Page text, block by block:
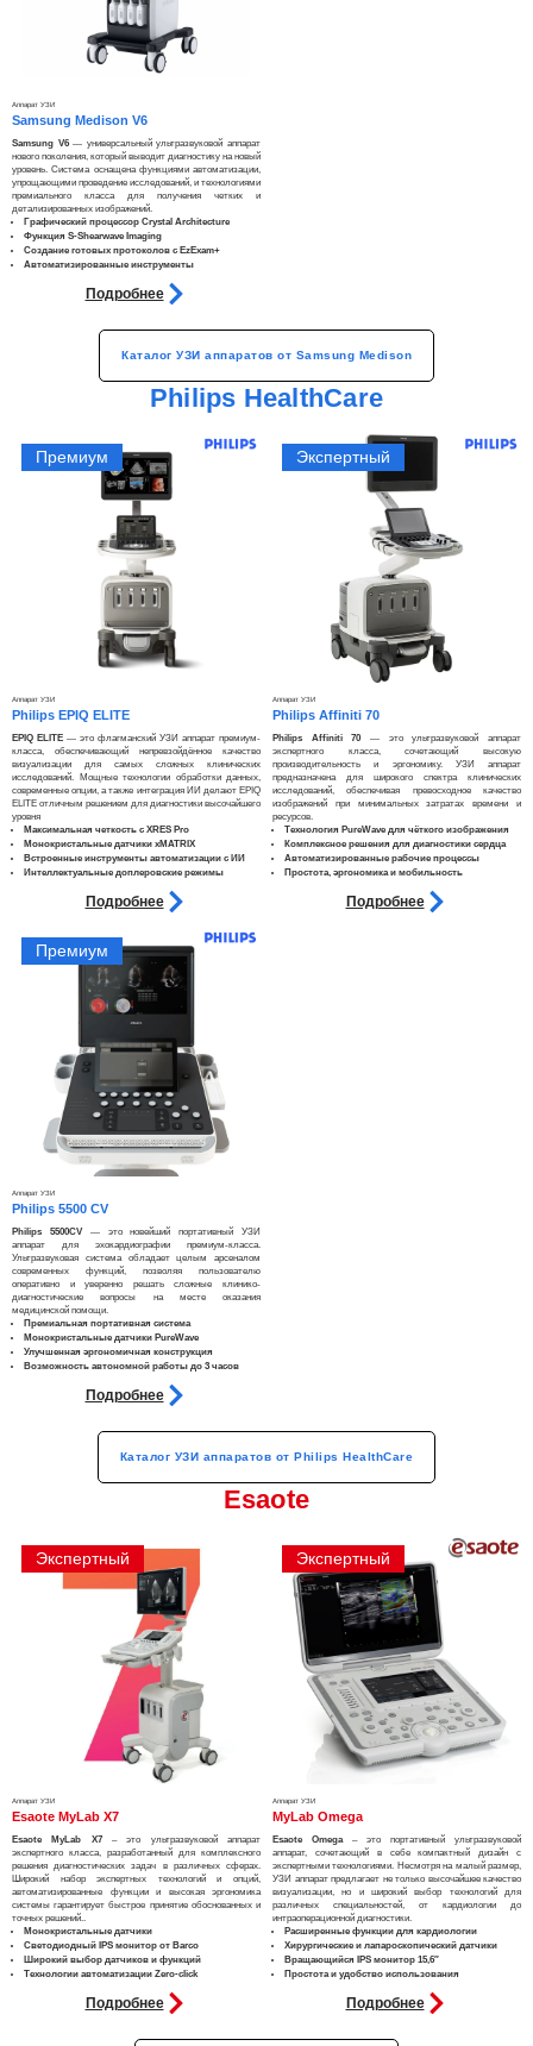
Аппарат УЗИ
Samsung Medison V6
Samsung V6— универсальный ультразвуковой аппарат
нового поколения, который выводит диагностику на новый
уровень. Система оснащена функциями автоматизации,
упрощающими проведение исследований, и технологиями
премиального класса для получения четких и
детализированных изображений.​
Графический процессор Crystal Architecture
Функция S-Shearwave Imaging
Создание готовых протоколов с EzExam+
Автоматизированные инструменты
Подробнее
Каталог УЗИ аппаратов от Samsung Medison
Philips HealthCare
Премиум
Аппарат УЗИ
Philips EPIQ ELITE
EPIQ ELITE — это флагманский УЗИ аппарат премиум-
класса, обеспечивающий непревзойдённое качество
визуализации для самых сложных клинических
исследований. Мощные технологии обработки данных,
современные опции, а также интеграция ИИ делают EPIQ
ELITE отличным решением для диагностики высочайшего
уровня​
Максимальная четкость с XRES Pro
Монокристальные датчики xMATRIX
Встроенные инструменты автоматизации с ИИ
Интеллектуальные доплеровские режимы
Подробнее
Экспертный
Аппарат УЗИ
Philips Affiniti 70
Philips Affiniti 70 — это ультразвуковой аппарат
экспертного класса, сочетающий высокую
производительность и эргономику. УЗИ аппарат
предназначена для широкого спектра клинических
исследований, обеспечивая превосходное качество
изображений при минимальных затратах времени и
ресурсов.​​
Технология PureWave для чёткого изображения
Комплексное решения для диагностики сердца
Автоматизированные рабочие процессы
Простота, эргономика и мобильность
Подробнее
Премиум
Аппарат УЗИ
Philips 5500 CV
Philips 5500CV — это новейший портативный УЗИ
аппарат для эхокардиографии премиум-класса.
Ультразвуковая система обладает целым арсеналом
современных функций, позволяя пользователю
оперативно и уверенно решать сложные клинико-
диагностические вопросы на месте оказания
медицинской помощи.
Премиальная портативная система
Монокристальные датчики PureWave
Улучшенная эргономичная конструкция
Возможность автономной работы до 3 часов
Подробнее
Каталог УЗИ аппаратов от Philips HealthCare
Esaote
Экспертный
Аппарат УЗИ
Esaote MyLab Х7
Esaote MyLab X7 – это ультразвуковой аппарат
экспертного класса, разработанный для комплексного
решения диагностических задач в различных сферах.
Широкий набор экспертных технологий и опций,
автоматизированные функции и высокая эргономика
системы гарантирует быстрое принятие обоснованных и
точных решений..​​
Монокристальные датчики
Светодиодный IPS монитор от Barco
Широкий выбор датчиков и функций
Технологии автоматизации Zero-click
Подробнее
Экспертный
Аппарат УЗИ
MyLab Omega
Esaote Omega – это портативный ультразвуковой
аппарат, сочетающий в себе компактный дизайн с
экспертными технологиями. Несмотря на малый размер,
УЗИ аппарат предлагает не только высочайшее качество
визуализации, но и широкий выбор технологий для
различных специальностей, от кардиологии до
интраоперационной диагностики.
Расширенные функции для кардиологии
Хирургические и лапароскопический датчики
Вращающийся IPS монитор 15,6″
Простота и удобство использования
Подробнее